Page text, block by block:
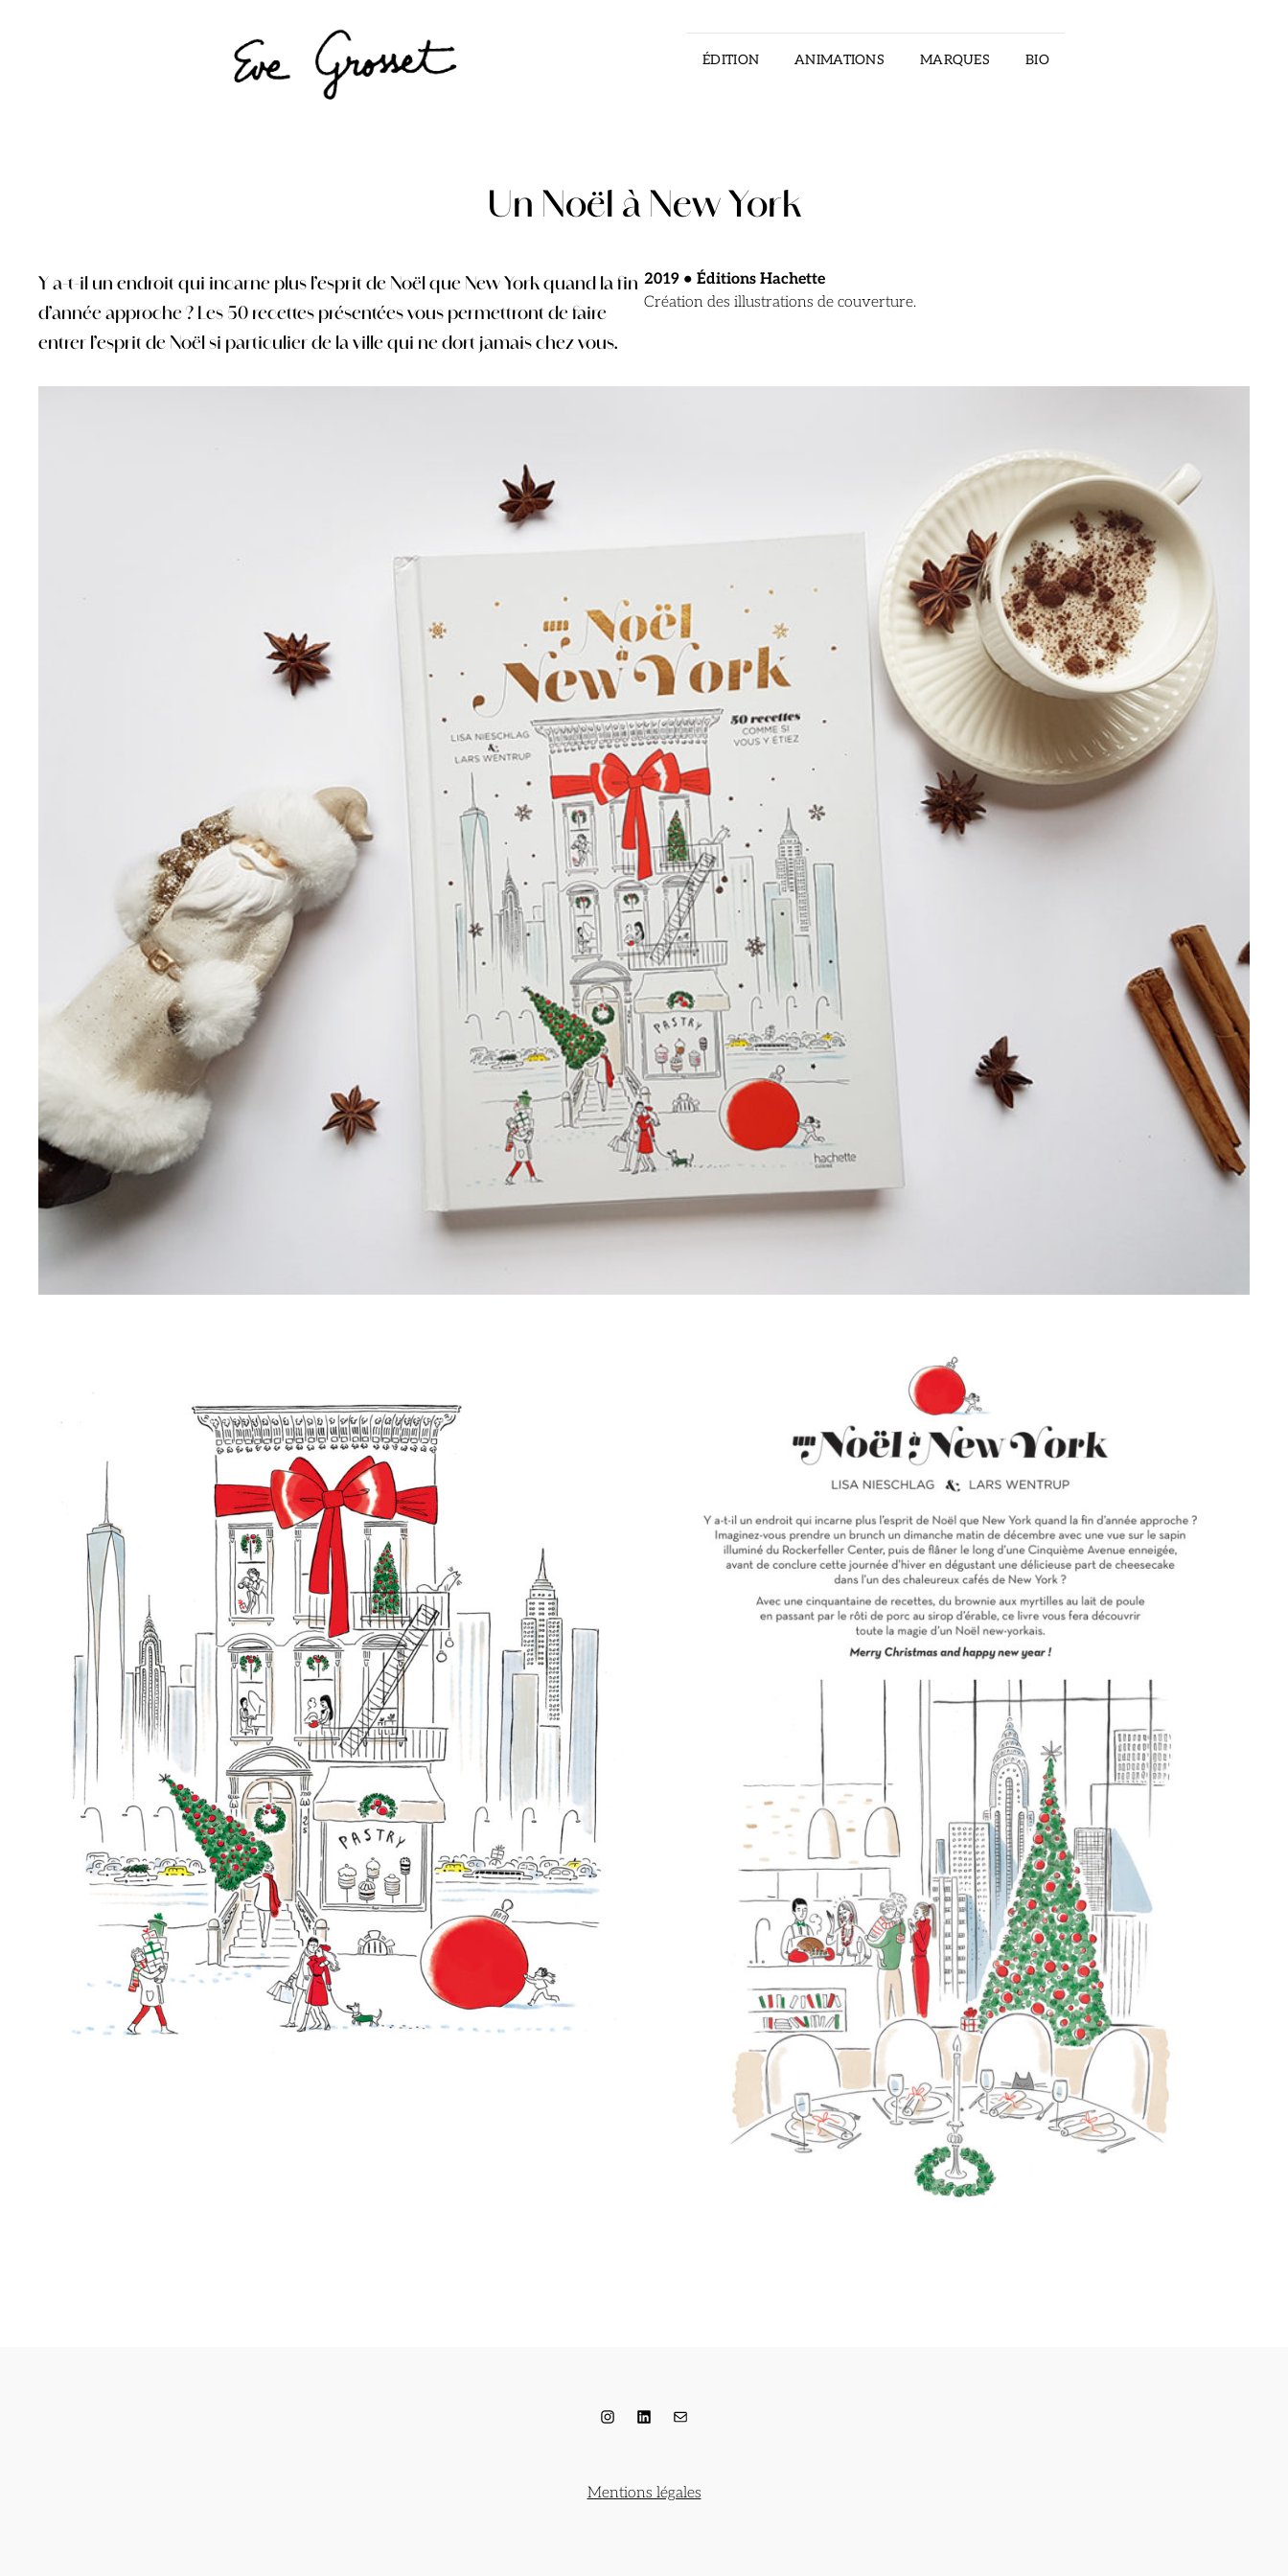
ÉDITION ANIMATIONS MARQUES BIO
Un Noël à New York
Y a-t-il un endroit qui incarne plus l’esprit de Noël que New York quand la fin
d’année approche ? Les 50 recettes présentées vous permettront de faire
entrer l’esprit de Noël si particulier de la ville qui ne dort jamais chez vous.
2019 • Éditions Hachette
Création des illustrations de couverture.
Instagram
LinkedIn
E-mail
Mentions légales